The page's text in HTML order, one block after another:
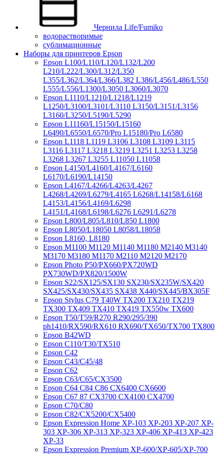
Чернила Life/Fumiko
водорастворимые
сублимационные
Наборы для принтеров Epson
Epson L100/L110/L120/L132/L200
L210/L222/L300/L312/L350
L355/L362/L364/L366/L382 L386/L456/L486/L550
L555/L556/L1300/L3050 L3060/L3070
Epson L1110/L1210/L1218/L1219
L1250/L3100/L3101/L3110 L3150/L3151/L3156
L3160/L3250/L5190/L5290
Epson L11160/L15150/L15160
L6490/L6550/L6570/Pro L15180/Pro L6580
Epson L1118 L1119 L3106 L3108 L3109 L3115
L3116 L3117 L3218 L3219 L3251 L3253 L3258
L3268 L3267 L3255 L11050 L11058
Epson L4150/L4160/L4167/L6160
L6170/L6190/L14150
Epson L4167/L4266/L4263/L4267
L4268/L4269/L6279/L4165 L6268/L14158/L6168
L4153/L4156/L4169/L6298
L4151/L4168/L6198/L6276 L6291/L6278
Epson L800/L805/L810/L850 L1800
Epson L8050/L18050 L8058/L18058
Epson L8160, L8180
Epson M1100 M1120 M1140 M1180 M2140 M3140
M3170 M3180 M1170 M2110 M2120 M2170
Epson Photo P50/PX660/PX720WD
PX730WD/PX820/1500W
Epson S22/SX125/SX130 SX230/SX235W/SX420
SX425/SX430/SX435 SX438 X440/SX445/BX305F
Epson Stylus C79 T40W TX200 TX210 TX219
TX300 TX409 TX410 TX419 TX550w TX600
Epson T50/T59/R270 R290/295/390
ph1410/RX590/RX610 RX690/TX650/TX700 TX800
Epson B42WD
Epson C110/T30/TX510
Epson C42
Epson C43/C45/48
Epson C62
Epson C63/C65/CX3500
Epson C64 C84 C86 CX6400 CX6600
Epson C67 87 CX3700 CX4100 CX4700
Epson C70/C80
Epson C82/CX5200/CX5400
Epson Expression Home XP-103 XP-203 XP-207 XP-
303 XP-306 XP-313 XP-323 XP-406 XP-413 XP-423
XP-33
Epson Expression Premium XP-600/XP-605/XP-700